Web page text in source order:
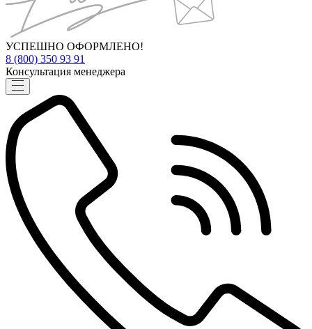
УСПЕШНО ОФОРМЛЕНО!
8 (800) 350 93 91
Консультация менеджера